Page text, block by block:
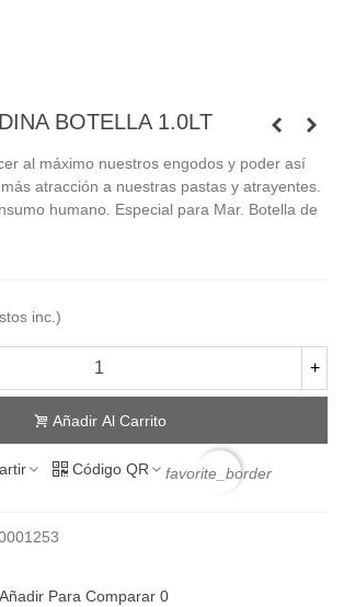
BOTELLA 1.0LT
al máximo nuestros engodos y poder así
atracción a nuestras pastas y atrayentes.
humano. Especial para Mar. Botella de
inc.)
+
Añadir Al Carrito
Código QR favorite_border
Añadir Para Comparar 0